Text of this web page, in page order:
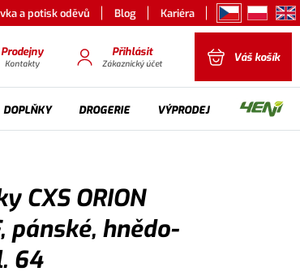
a potisk oděvů Blog Kariéra
Prodejny
Kontakty
Přihlásit
Zákaznický účet Váš košík
DOPLŇKY DROGERIE VÝPRODEJ
CXS ORION
pánské, hnědo-
64